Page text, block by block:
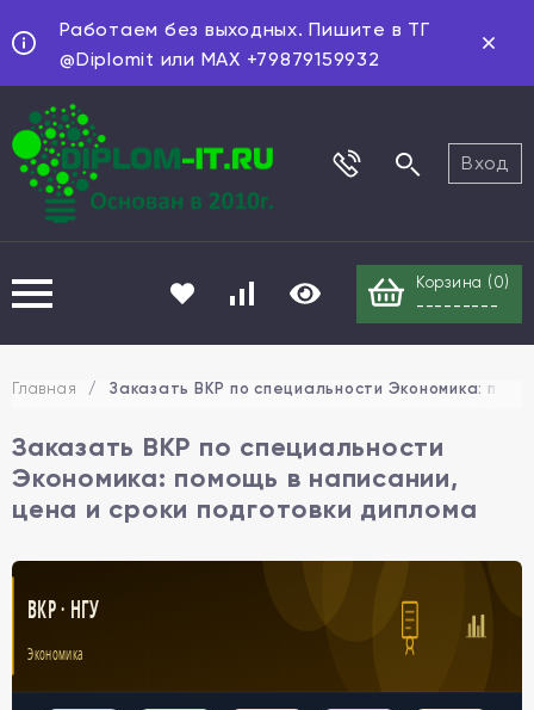
Работаем без выходных. Пишите в ТГ
@Diplomit или MAX +79879159932
Вход
Корзина ( 0)
---------
Главная / Заказать ВКР по специальности Экономика:
Заказать ВКР по специальности
Экономика: помощь в написании,
цена и сроки подготовки диплома
ВКР · НГУ
Экономика